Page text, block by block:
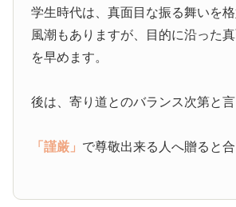
学生時代は、真面目な振る舞いを
風潮もありますが、目的に沿った
を早めます。
後は、寄り道とのバランス次第と言
「謹厳」 で尊敬出来る人へ贈ると合